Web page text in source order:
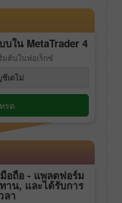
บใน MetaTrader 4
มต้นในฟอเร็กซ์
เดโม่
รด
อถือ - แพลตฟอร์ม
าน, และได้รับการ
ลา